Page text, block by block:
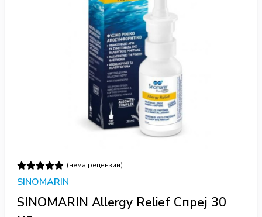
(нема рецензии)
SINOMARIN
SINOMARIN Allergy Relief Спреј 30